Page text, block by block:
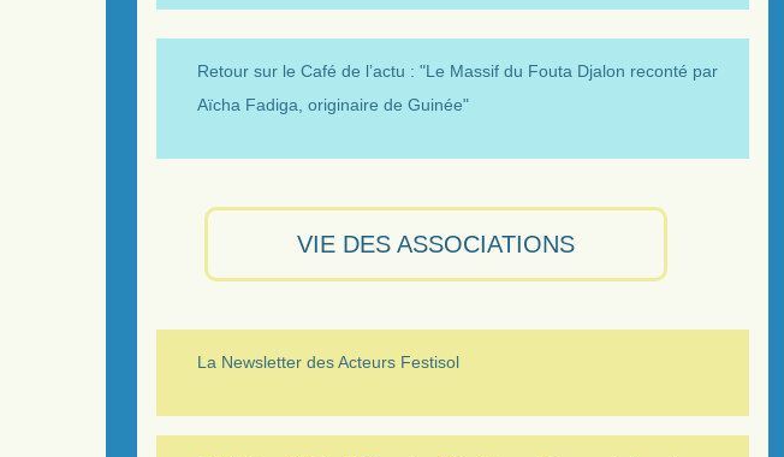
Retour sur le Café de l’actu : "Le Massif du Fouta Djalon reconté par
Aïcha Fadiga, originaire de Guinée"
VIE DES ASSOCIATIONS
La Newsletter des Acteurs Festisol